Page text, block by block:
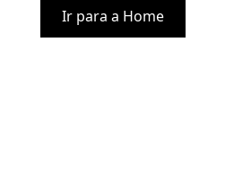
Ir para a Home